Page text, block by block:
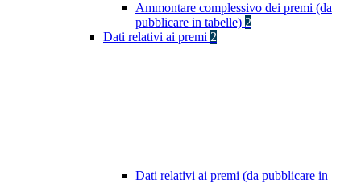
Ammontare complessivo dei premi (da
pubblicare in tabelle) 2
Dati relativi ai premi 2
Dati relativi ai premi (da pubblicare in